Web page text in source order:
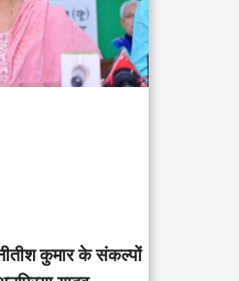
कुमार के संकल्पों